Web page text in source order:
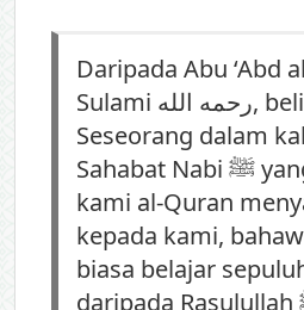
Daripada Abu ‘Abd
Sulami رحمه الله, beliau berkata:
Seseorang dalam
Sahabat Nabi ﷺ yang mengajar
kami al-Quran
kepada kami,
biasa belajar
daripada Rasulullah ﷺ, lalu